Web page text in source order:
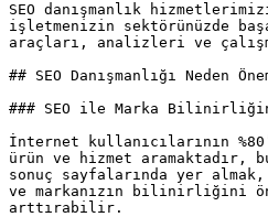
SEO danışmanlık
işletmenizin sektörünüzde
araçları, analizleri ve
## SEO Danışmanlığı Neden
### SEO ile Marka
İnternet kullanıcılarının
ürün ve hizmet aramaktadır,
sonuç sayfalarında yer
ve markanızın bilinirliğini
arttırabilir.